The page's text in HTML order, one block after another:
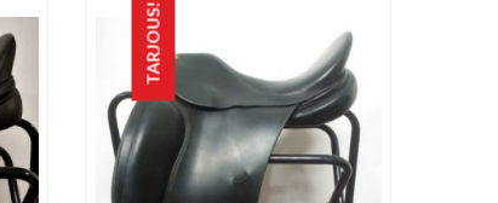
TARJOUS!